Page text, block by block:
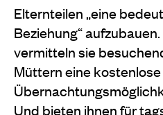
Elternteilen „eine
Beziehung“
vermitteln sie
Müttern eine kostenlose
Und bieten ihnen für